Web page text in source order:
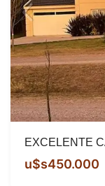
EXCELENTE
u$s450.000